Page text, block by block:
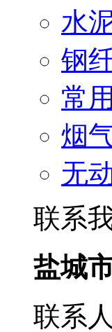
水
钢
常
烟
无
联系
盐城
联系